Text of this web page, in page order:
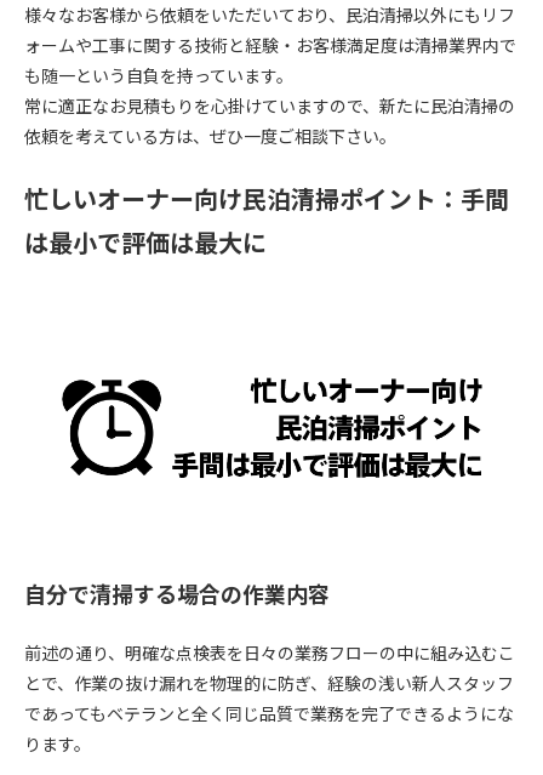
様々なお客様から依頼をいただいており、民泊清掃以外にもリフ
ォームや工事に関する技術と経験・お客様満足度は清掃業界内で
も随一という自負を持っています。
常に適正なお見積もりを心掛けていますので、新たに民泊清掃の
依頼を考えている方は、ぜひ一度ご相談下さい。
忙しいオーナー向け民泊清掃ポイント：手間
は最小で評価は最大に
自分で清掃する場合の作業内容
前述の通り、明確な点検表を日々の業務フローの中に組み込むこ
とで、作業の抜け漏れを物理的に防ぎ、経験の浅い新人スタッフ
であってもベテランと全く同じ品質で業務を完了できるようにな
ります。